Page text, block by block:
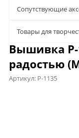
Сопутствующие
Товары для
Вышивка Р-
радостью
Артикул: Р-1135